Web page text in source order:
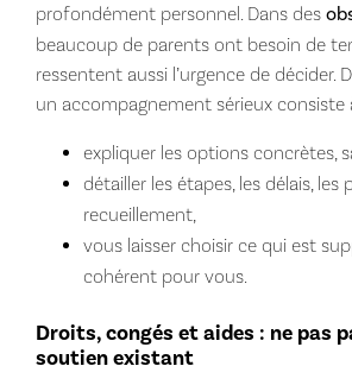
profondément personnel. Dans des
beaucoup de parents ont besoin de
ressentent aussi l’urgence de décider.
un accompagnement sérieux consiste
expliquer les options concrètes,
détailler les étapes, les délais, les
recueillement,
vous laisser choisir ce qui est
cohérent pour vous.
Droits, congés et aides : ne pas
soutien existant